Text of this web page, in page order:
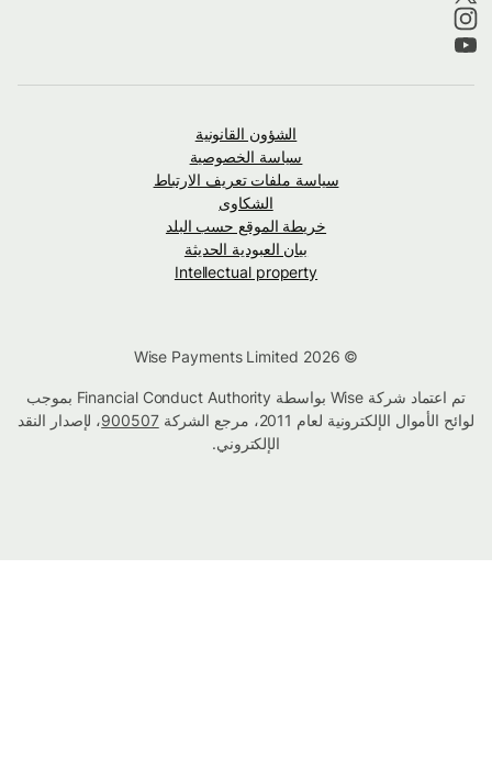
الشؤون القانونية
سياسة الخصوصية
سياسة ملفات تعريف الارتباط
الشكاوى
خريطة الموقع حسب البلد
بيان العبودية الحديثة
Intellectual property
تم اعتماد شركة Wise بواسطة Financial Conduct Authority بموجب
لوائح الأموال الإلكترونية لعام 2011، مرجع الشركة
900507، لإصدار النقد
الإلكتروني.